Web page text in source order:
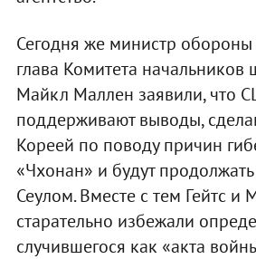
Сегодня же министр обороны
глава Комитета
Майкл Маллен заявили, что
поддерживают выводы,
Кореей по поводу причин
«Чхонан» и будут
Сеулом. Вместе с тем Гейтс и
старательно избежали
случившегося как «акта